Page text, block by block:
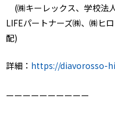
(㈱キーレックス、学校法
LIFEパートナーズ㈱、㈱ヒ
配)
詳細： https://diavorosso-
ーーーーーーーーーー